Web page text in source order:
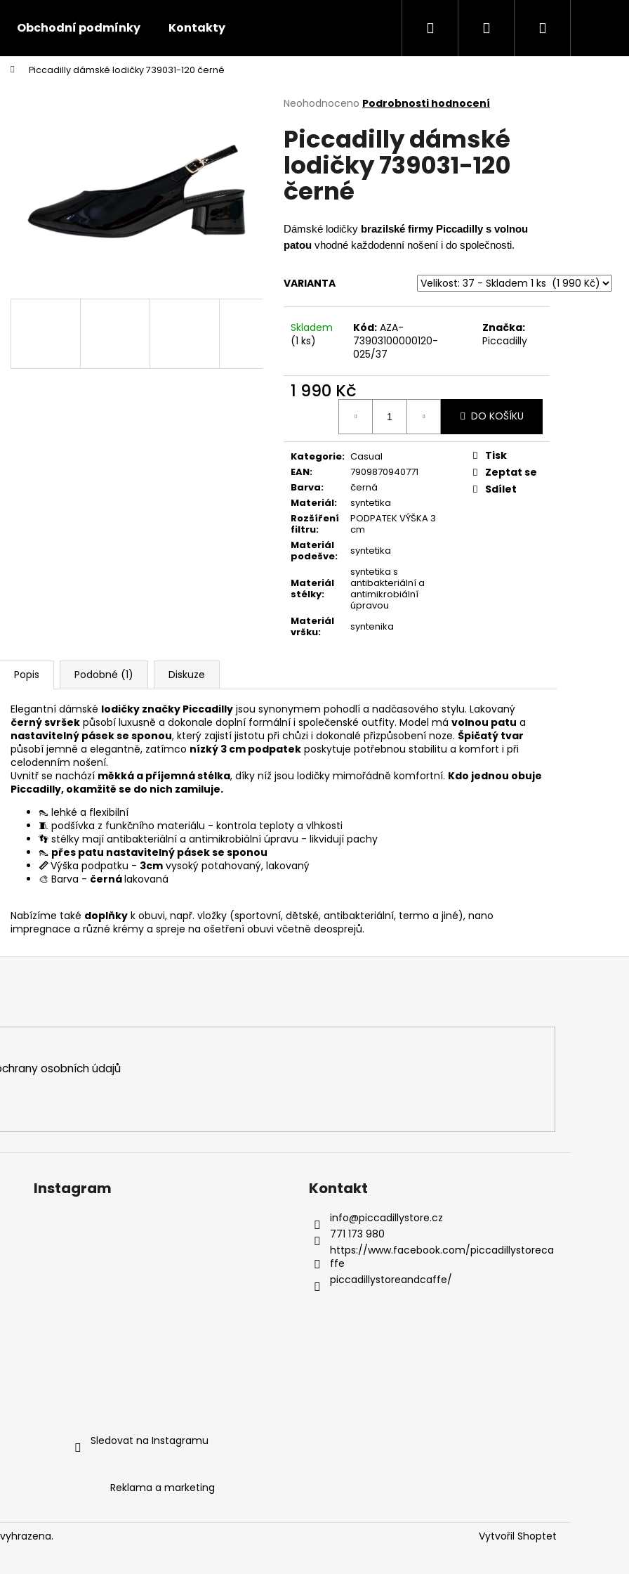
Obchodní podmínky Kontakty Hledat PřihlášeníNákupní
Piccadilly dámské lodičky 739031-120 černé
Průměrné
produktu
je
0,0
5
hvězdiček.
Neohodnoceno Podrobnosti hodnocení
Piccadilly dámské
lodičky 739031-120
černé
Dámské lodičky brazilské firmy Piccadilly s volnou
patou vhodné každodenní nošení i do společnosti.
VARIANTA
Skladem
(1 ks)
Kód: AZA-
73903100000120-
025/37
Značka:
Piccadilly
1 990 Kč
DO KOŠÍKU
Kategorie: Casual
EAN:
7909870940771
Barva:
černá
Materiál:
syntetika
Rozšíření
filtru:
PODPATEK VÝŠKA 3
cm
Materiál
podešve: syntetika
Materiál
stélky:
syntetika s
antibakteriální a
antimikrobiální
úpravou
Materiál
vršku: syntenika
Tisk
Zeptat se
Sdílet
Popis Podobné (1) Diskuze
Elegantní dámské lodičky značky Piccadilly jsou synonymem pohodlí a nadčasového stylu. Lakovaný
černý svršek působí luxusně a dokonale doplní formální i společenské outfity. Model má volnou patu a
nastavitelný pásek se sponou, který zajistí jistotu při chůzi i dokonalé přizpůsobení noze. Špičatý tvar
působí jemně a elegantně, zatímco nízký 3 cm podpatek poskytuje potřebnou stabilitu a komfort i při
celodenním nošení.
Uvnitř se nachází měkká a příjemná stélka, díky níž jsou lodičky mimořádně komfortní. Kdo jednou obuje
Piccadilly, okamžitě se do nich zamiluje.
👠 lehké a flexibilní
🧵 podšívka z funkčního materiálu - kontrola teploty a vlhkosti
👣 stélky mají antibakteriální a antimikrobiální úpravu - likvidují pachy
👠 přes patu nastavitelný pásek se sponou
📏Výška podpatku - 3cm vysoký potahovaný, lakovaný
🎨 Barva - černálakovaná
Nabízíme také doplňky k obuvi, např. vložky (sportovní, dětské, antibakteriální, termo a jiné), nano
impregnace a různé krémy a spreje na ošetření obuvi včetně deosprejů.
Co potřebujete najít?
Doporučujeme
Následující
osobních údajů
Instagram
Sledovat na Instagramu
Kontakt
info@piccadillystore.cz
771 173 980
https://www.facebook.com/piccadillystoreca
ffe
piccadillystoreandcaffe/
Reklama a marketing
Vytvořil Shoptet